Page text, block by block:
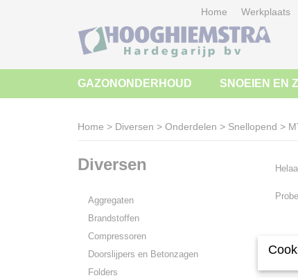
Home Werkplaats
GAZONONDERHOUD SNOEIEN EN
Home > Diversen > Onderdelen > Snellopend >
Diversen
Aggregaten
Brandstoffen
Compressoren
Doorslijpers en Betonzagen
Folders